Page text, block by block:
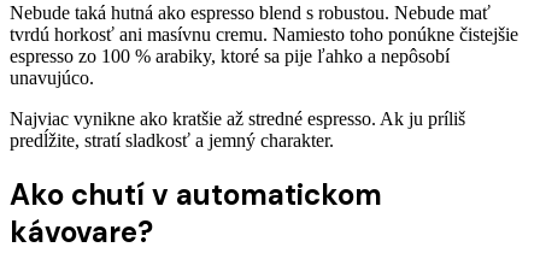
Nebude taká hutná ako espresso blend s robustou. Nebude mať
tvrdú horkosť ani masívnu cremu. Namiesto toho ponúkne čistejšie
espresso zo 100 % arabiky, ktoré sa pije ľahko a nepôsobí
unavujúco.
Najviac vynikne ako kratšie až stredné espresso. Ak ju príliš
predĺžite, stratí sladkosť a jemný charakter.
Ako chutí v automatickom
kávovare?